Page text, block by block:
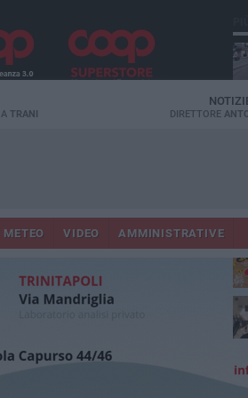
A TRANI DIRETTORE
METEO VIDEO AMMINISTRATIVE